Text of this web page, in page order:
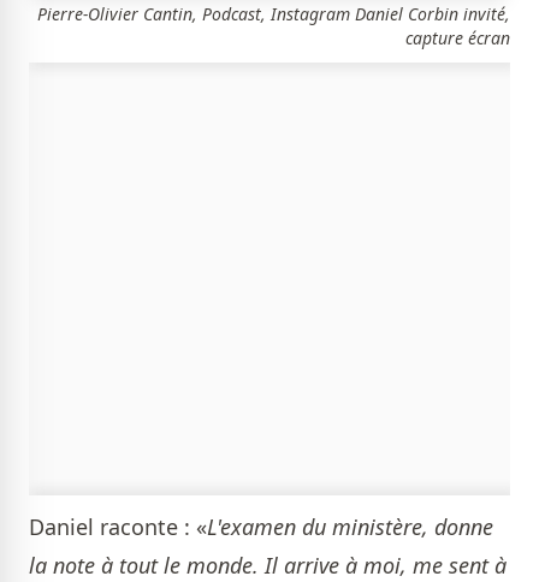
Pierre-Olivier Cantin, Podcast, Instagram Daniel Corbin invité,
capture écran
Daniel raconte : «L'examen du ministère, donne
la note à tout le monde. Il arrive à moi, me sent à